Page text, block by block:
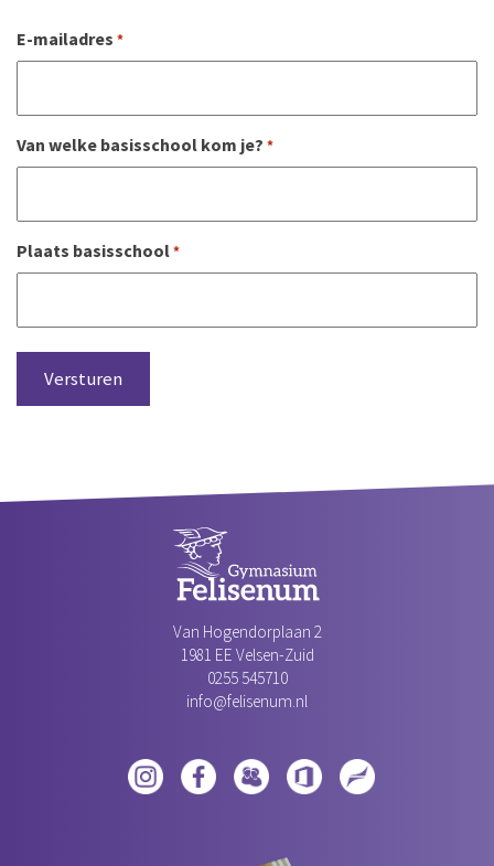
E-mailadres *
Van welke basisschool kom je? *
Plaats basisschool*
Van Hogendorplaan 2
1981 EE Velsen-Zuid‎
0255 545710
info@felisenum.nl